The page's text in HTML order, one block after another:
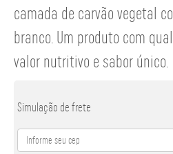
camada de carvão vegetal
branco. Um produto com
valor nutritivo e sabor único.
Simulação de frete